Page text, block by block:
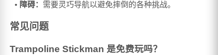
障碍： 需要灵巧导航以避免摔倒的各种挑战。
常见问题
Trampoline Stickman 是免费玩吗？